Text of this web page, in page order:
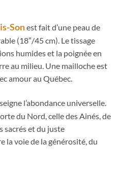
Sonest fait d’une peau de
(18″/45 cm). Le tissage
humides et la poignée en
au milieu. Une mailloche est
amour au Québec.
l’abondance universelle.
du Nord, celle des Ainés, de
sacrés et du juste
la voie de la générosité, du